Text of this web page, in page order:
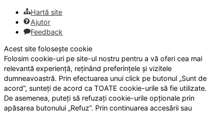
Hartă site
Ajutor
Feedback
Acest site folosește cookie
Folosim cookie-uri pe site-ul nostru pentru a vă oferi cea mai
relevantă experiență, reținând preferințele și vizitele
dumneavoastră. Prin efectuarea unui click pe butonul „Sunt de
acord”, sunteți de acord ca TOATE cookie-urile să fie utilizate.
De asemenea, puteți să refuzați cookie-urile opționale prin
apăsarea butonului „Refuz”. Prin continuarea accesării sau